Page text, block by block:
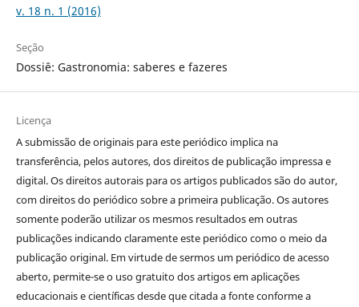
v. 18 n. 1 (2016)
Seção
Dossiê: Gastronomia: saberes e fazeres
Licença
A submissão de originais para este periódico implica na
transferência, pelos autores, dos direitos de publicação impressa e
digital. Os direitos autorais para os artigos publicados são do autor,
com direitos do periódico sobre a primeira publicação. Os autores
somente poderão utilizar os mesmos resultados em outras
publicações indicando claramente este periódico como o meio da
publicação original. Em virtude de sermos um periódico de acesso
aberto, permite-se o uso gratuito dos artigos em aplicações
educacionais e científicas desde que citada a fonte conforme a